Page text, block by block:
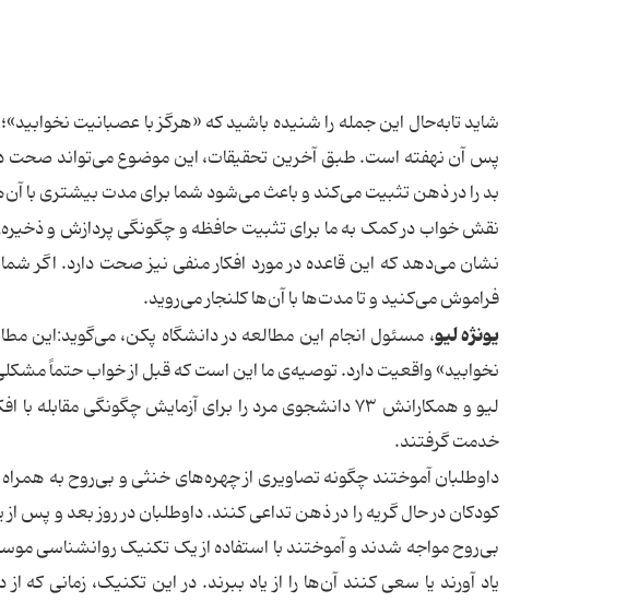
شاید تابه‌حال این جمله را شنیده باشید که «هرگز با عصبانیت
پس آن نهفته است. طبق آخرین تحقیقات، این موضوع می‌تواند صحت
بد را در ذهن تثبیت می‌کند و باعث می‌شود شما برای مدت بیشتری با
نقش خواب در کمک به ما برای تثبیت حافظه و چگونگی پردازش و
نشان می‌دهد که این قاعده در مورد افکار منفی نیز صحت دارد. اگر
فراموش می‌کنید و تا مدت‌ها با آن‌ها کلنجار می‌روید.
یونژه لیو، مسئول انجام این مطالعه در دانشگاه پکن، می‌گوید:این
نخوابید» واقعیت دارد. توصیه‌ی ما این است که قبل از خواب حتماً
لیو و همکارانش ۷۳ دانشجوی مرد را برای آزمایش چگونگی
خدمت گرفتند.
داوطلبان آموختند چگونه تصاویری از چهره‌های خنثی و بی‌روح به
کودکان در حال گریه را در ذهن تداعی کنند. داوطلبان در روز بعد و
بی‌روح مواجه شدند و آموختند با استفاده از یک تکنیک روانشناسی
یاد آورند یا سعی کنند آن‌ها را از یاد ببرند. در این تکنیک، زمانی